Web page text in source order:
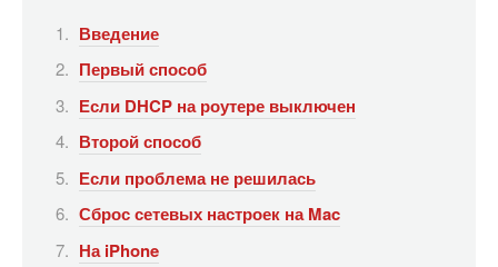
Введение
Первый способ
Если DHCP на роутере выключен
Второй способ
Если проблема не решилась
Сброс сетевых настроек на Mac
На iPhone